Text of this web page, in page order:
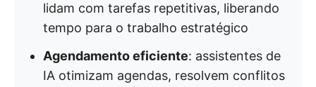
lidam com tarefas repetitivas, liberando
tempo para o trabalho estratégico
Agendamento eficiente: assistentes de
IA otimizam agendas, resolvem conflitos